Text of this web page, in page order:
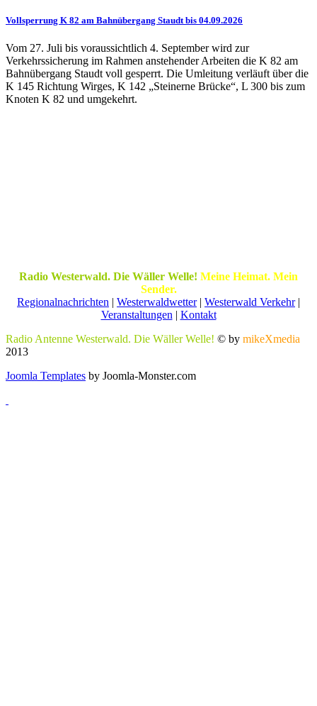
Vollsperrung K 82 am Bahnübergang Staudt bis 04.09.2026
Vom 27. Juli bis voraussichtlich 4. September wird zur
Verkehrssicherung im Rahmen anstehender Arbeiten die K 82 am
Bahnübergang Staudt voll gesperrt. Die Umleitung verläuft über die
K 145 Richtung Wirges, K 142 „Steinerne Brücke“, L 300 bis zum
Knoten K 82 und umgekehrt.
Radio Westerwald. Die Wäller Welle! Meine Heimat. Mein
Sender.
Regionalnachrichten | Westerwaldwetter| Westerwald Verkehr|
Veranstaltungen | Kontakt
Radio Antenne Westerwald. Die Wäller Welle! © by mikeXmedia
2013
Joomla Templates by Joomla-Monster.com